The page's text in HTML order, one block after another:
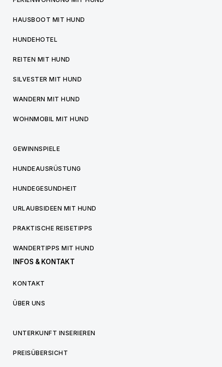
HAUSBOOT MIT HUND
HUNDEHOTEL
REITEN MIT HUND
SILVESTER MIT HUND
WANDERN MIT HUND
WOHNMOBIL MIT HUND
GEWINNSPIELE
HUNDEAUSRÜSTUNG
HUNDEGESUNDHEIT
URLAUBSIDEEN MIT HUND
PRAKTISCHE REISETIPPS
WANDERTIPPS MIT HUND
INFOS & KONTAKT
KONTAKT
ÜBER UNS
UNTERKUNFT INSERIEREN
PREISÜBERSICHT